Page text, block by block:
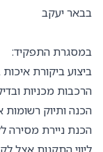
בבאר יעקב
במסגרת התפקיד:
ביצוע ביקורת
הרכבות מכניות
הכנה ותיוק רשומות
הכנת ניירת מסירה